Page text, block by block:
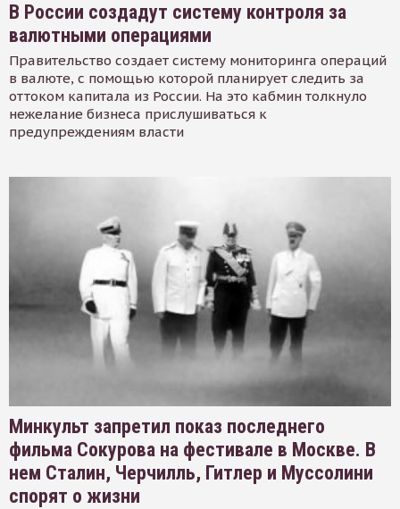
В России создадут систему контроля за
валютными операциями
Правительство создает систему мониторинга операций
в валюте, с помощью которой планирует следить за
оттоком капитала из России. На это кабмин толкнуло
нежелание бизнеса прислушиваться к
предупреждениям власти
Минкульт запретил показ последнего
фильма Сокурова на фестивале в Москве. В
нем Сталин, Черчилль, Гитлер и Муссолини
спорят о жизни